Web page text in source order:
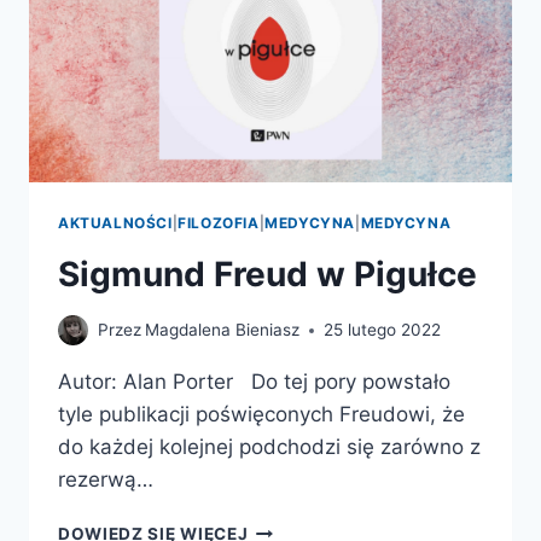
AKTUALNOŚCI |FILOZOFIA |MEDYCYNA MEDYCYNA
Sigmund Freud w Pigułce
Przez Magdalena Bieniasz 25 lutego 2022
Autor: Alan Porter Do tej pory powstało
tyle publikacji poświęconych Freudowi, że
do każdej kolejnej podchodzi się zarówno z
rezerwą…
DOWIEDZ SIĘ WIĘCEJ SIGMUND